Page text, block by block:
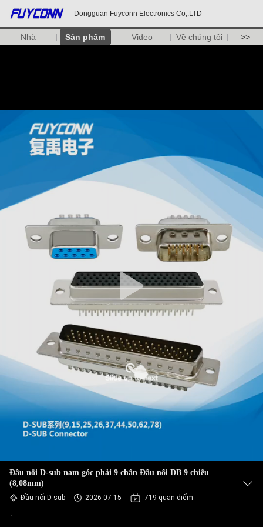
Dongguan Fuyconn Electronics Co,.LTD
Nhà Sản phẩm Video Về chúng tôi >>
Đầu nối D-sub nam góc phải 9 chân Đầu nối DB 9 chiều
(8,08mm)
Đầu nối D-sub 2026-07-15 719 quan điểm